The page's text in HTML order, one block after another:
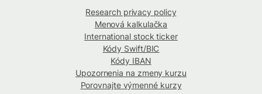
Research privacy policy
Menová kalkulačka
International stock ticker
Kódy Swift/BIC
Kódy IBAN
Upozornenia na zmeny kurzu
Porovnajte výmenné kurzy